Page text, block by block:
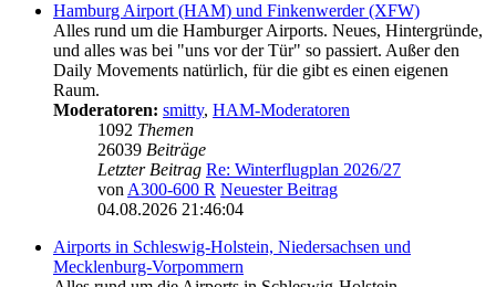
Hamburg Airport (HAM) und Finkenwerder (XFW)
Alles rund um die Hamburger Airports. Neues, Hintergründe,
und alles was bei "uns vor der Tür" so passiert. Außer den
Daily Movements natürlich, für die gibt es einen eigenen
Raum.
Moderatoren: smitty, HAM-Moderatoren
1092 Themen
26039 Beiträge
Letzter Beitrag Re: Winterflugplan 2026/27
vonA300-600 R Neuester Beitrag
04.08.2026 21:46:04
Airports in Schleswig-Holstein, Niedersachsen und
Mecklenburg-Vorpommern